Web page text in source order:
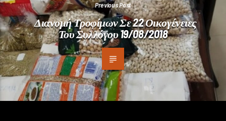
Previous Post
Διανομή Τροφίμων Σε 22 Οικογένειες
Του Συλλόγου 19/08/2018